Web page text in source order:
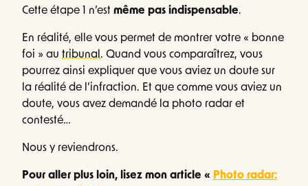
Cette étape 1 n’est même pas indispensable.
En réalité, elle vous permet de montrer votre « bonne
foi » au tribunal . Quand vous comparaîtrez, vous
pourrez ainsi expliquer que vous aviez un doute sur
la réalité de l’infraction. Et que comme vous aviez un
doute, vous avez demandé la photo radar et
contesté…
Nous y reviendrons.
Pour aller plus loin, lisez mon article « Photo radar: